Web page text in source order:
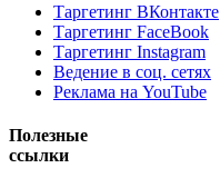
Таргетинг ВКонтакте
Таргетинг FaceBook
Таргетинг Instagram
Ведение в соц. сетях
Реклама на YouTube
Полезные
ссылки